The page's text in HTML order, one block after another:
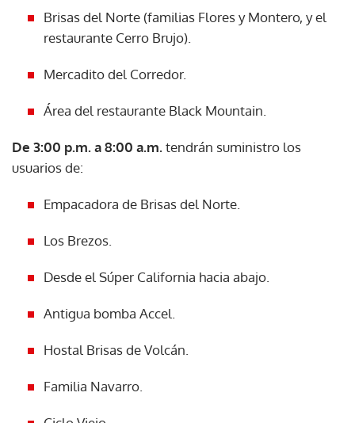
Brisas del Norte (familias Flores y Montero, y el
restaurante Cerro Brujo).
Mercadito del Corredor.
Área del restaurante Black Mountain.
De 3:00 p.m. a 8:00 a.m.tendrán suministro los
usuarios de:
Empacadora de Brisas del Norte.
Los Brezos.
Desde el Súper California hacia abajo.
Antigua bomba Accel.
Hostal Brisas de Volcán.
Familia Navarro.